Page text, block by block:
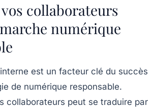
collaborateurs
numérique
est un facteur clé du succès
de numérique responsable.
collaborateurs peut se traduire par